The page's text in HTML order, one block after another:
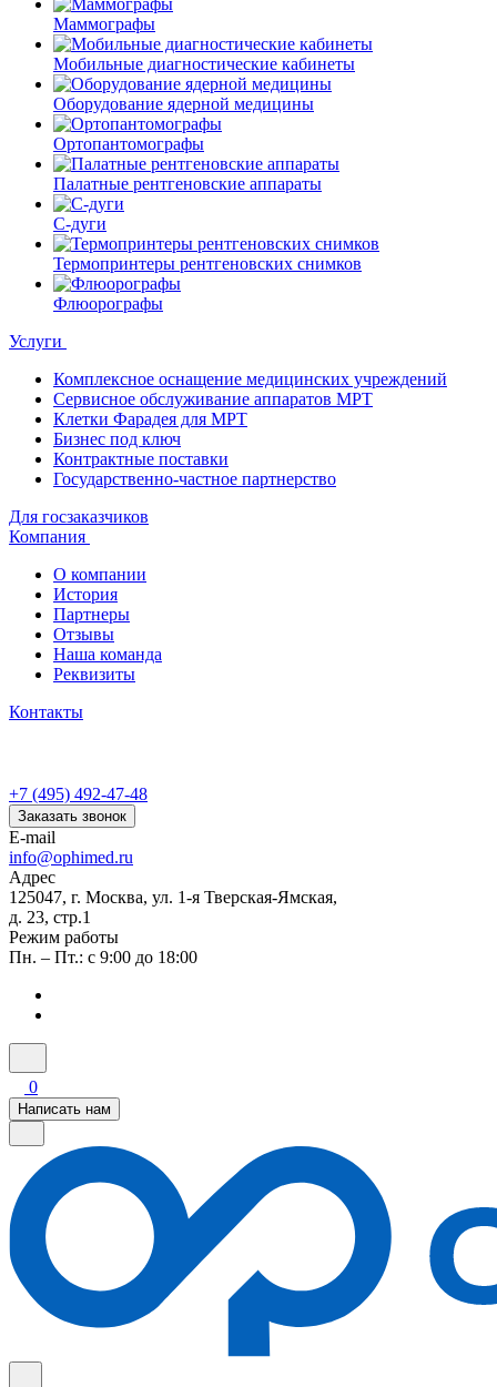
Маммографы
Мобильные диагностические кабинеты
Оборудование ядерной медицины
Ортопантомографы
Палатные рентгеновские аппараты
С-дуги
Термопринтеры рентгеновских снимков
Флюорографы
Услуги
Комплексное оснащение медицинских учреждений
Сервисное обслуживание аппаратов МРТ
Клетки Фарадея для МРТ
Бизнес под ключ
Контрактные поставки
Государственно-частное партнерство
Для госзаказчиков
Компания
О компании
История
Партнеры
Отзывы
Наша команда
Реквизиты
Контакты
+7 (495) 492-47-48
Заказать звонок
E-mail
info@ophimed.ru
Адрес
125047, г. Москва, ул. 1-я Тверская-Ямская,
д. 23, стр.1
Режим работы
Пн. – Пт.: с 9:00 до 18:00
0
Написать нам